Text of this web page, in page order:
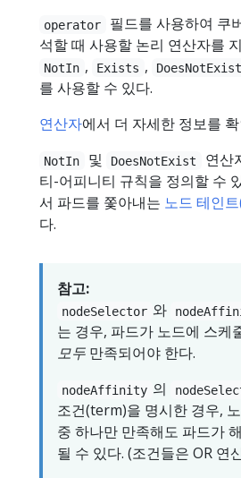
operator
필드를 사용하여 쿠
석할 때 사용할 논리 연산자를
NotIn , Exists , DoesNotExist
를 사용할 수 있다.
연산자에서 더 자세한 정보를
NotIn 및 DoesNotExist
연산
티-어피니티 규칙을 정의할 수
서 파드를 쫓아내는 노드 테인
다.
참고:
nodeSelector 와
는 경우, 파드가 노드에 스케
모두 만족되어야 한다.
nodeAffinity 의
조건(term)을 명시한 경우,
중 하나만 만족해도 파드가
될 수 있다. (조건들은 OR 연